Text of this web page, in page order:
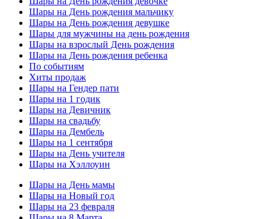
Шары на День рождения мальчику
Шары на День рождения девушке
Шары для мужчины на день рождения
Шары на взрослый День рождения
Шары на День рождения ребенка
По событиям
Хиты продаж
Шары на Гендер пати
Шары на 1 годик
Шары на Девичник
Шары на свадьбу
Шары на Дембель
Шары на 1 сентября
Шары на День учителя
Шары на Хэллоуин
Шары на День мамы
Шары на Новый год
Шары на 23 февраля